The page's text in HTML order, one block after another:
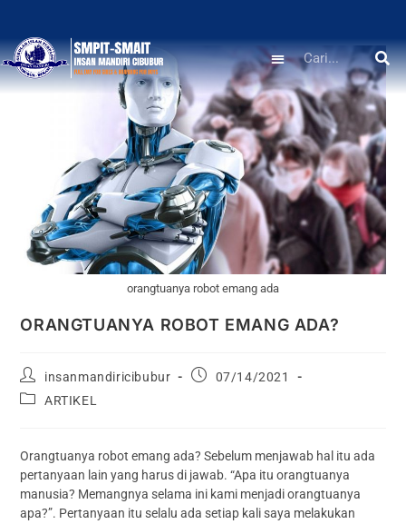
orangtuanya robot emang ada
ORANGTUANYA ROBOT EMANG ADA?
insanmandiricibubur
07/14/2021
ARTIKEL
Orangtuanya robot emang ada? Sebelum menjawab hal itu ada
pertanyaan lain yang harus di jawab. “Apa itu orangtuanya
manusia? Memangnya selama ini kami menjadi orangtuanya
apa?”. Pertanyaan itu selalu ada setiap kali saya melakukan